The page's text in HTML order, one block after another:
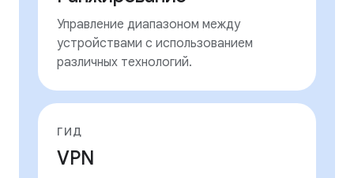
Управление диапазоном между
устройствами с использованием
различных технологий.
ГИД
VPN